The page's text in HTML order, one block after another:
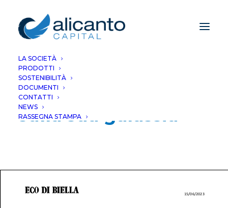
LA SOCIETÀ
PRODOTTI
SOSTENIBILITÀ
DOCUMENTI
CONTATTI
NEWS
RASSEGNA STAMPA
Dopo Berlusconi,
impatti e terremoto
sulla sua galassia